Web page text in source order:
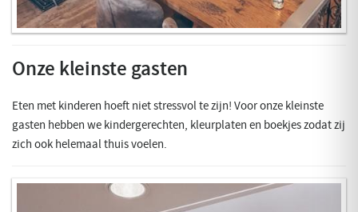
Onze kleinste gasten
Eten met kinderen hoeft niet stressvol te zijn! Voor onze kleinste
gasten hebben we kindergerechten, kleurplaten en boekjes zodat zij
zich ook helemaal thuis voelen.